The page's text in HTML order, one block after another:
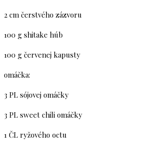
2 cm čerstvého zázvoru
100 g shitake húb
100 g červenej kapusty
omáčka:
3 PL sójovej omáčky
3 PL sweet chili omáčky
1 ČL ryžového octu